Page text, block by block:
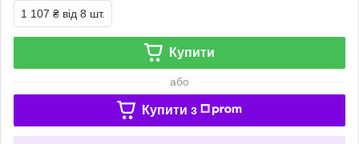
1 107 ₴ від 8 шт.
Купити
або
Купити з